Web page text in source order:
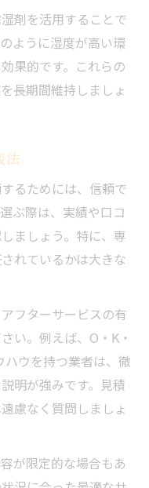
剤を活用することで
ように湿度が高い環
果的です。これらの
長期間維持しましょ
法
るためには、信頼で
ぶ際は、実績や口コ
ましょう。特に、専
れているかは大きな
フターサービスの有
い。例えば、O・K・
ウを持つ業者は、徹
明が強みです。見積
慮なく質問しましょ
が限定的な場合もあ